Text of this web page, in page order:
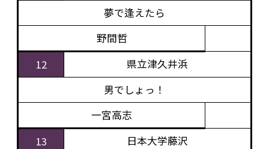
夢で逢えたら
野間哲
12
県立津久井浜
男でしょっ！
一宮高志
13
日本大学藤沢